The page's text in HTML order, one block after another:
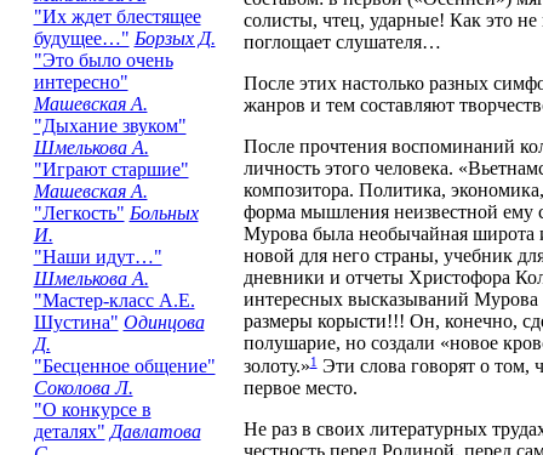
"Их ждет блестящее
будущее…" Борзых Д.
"Это было очень
интересно"
Машевская А.
"Дыхание звуком"
Шмелькова А.
"Играют старшие"
Машевская А.
"Легкость" Больных
И.
"Наши идут…"
Шмелькова А.
"Мастер-класс А.Е.
Шустина" Одинцова
Д.
"Бесценное общение"
Соколова Л.
"О конкурсе в
деталях" Давлатова
солисты, чтец, ударные! Как это
поглощает слушателя…
После этих настолько разных
жанров и тем составляют
После прочтения воспоминаний
личность этого человека.
композитора. Политика,
форма мышления неизвестной ему
Мурова была необычайная широта
новой для него страны, учебник
дневники и отчеты Христофора
интересных высказываний Мурова
размеры корысти!!! Он, конечно,
полушарие, но создали «новое
золоту.»1Эти слова говорят о том,
первое место.
Не раз в своих литературных